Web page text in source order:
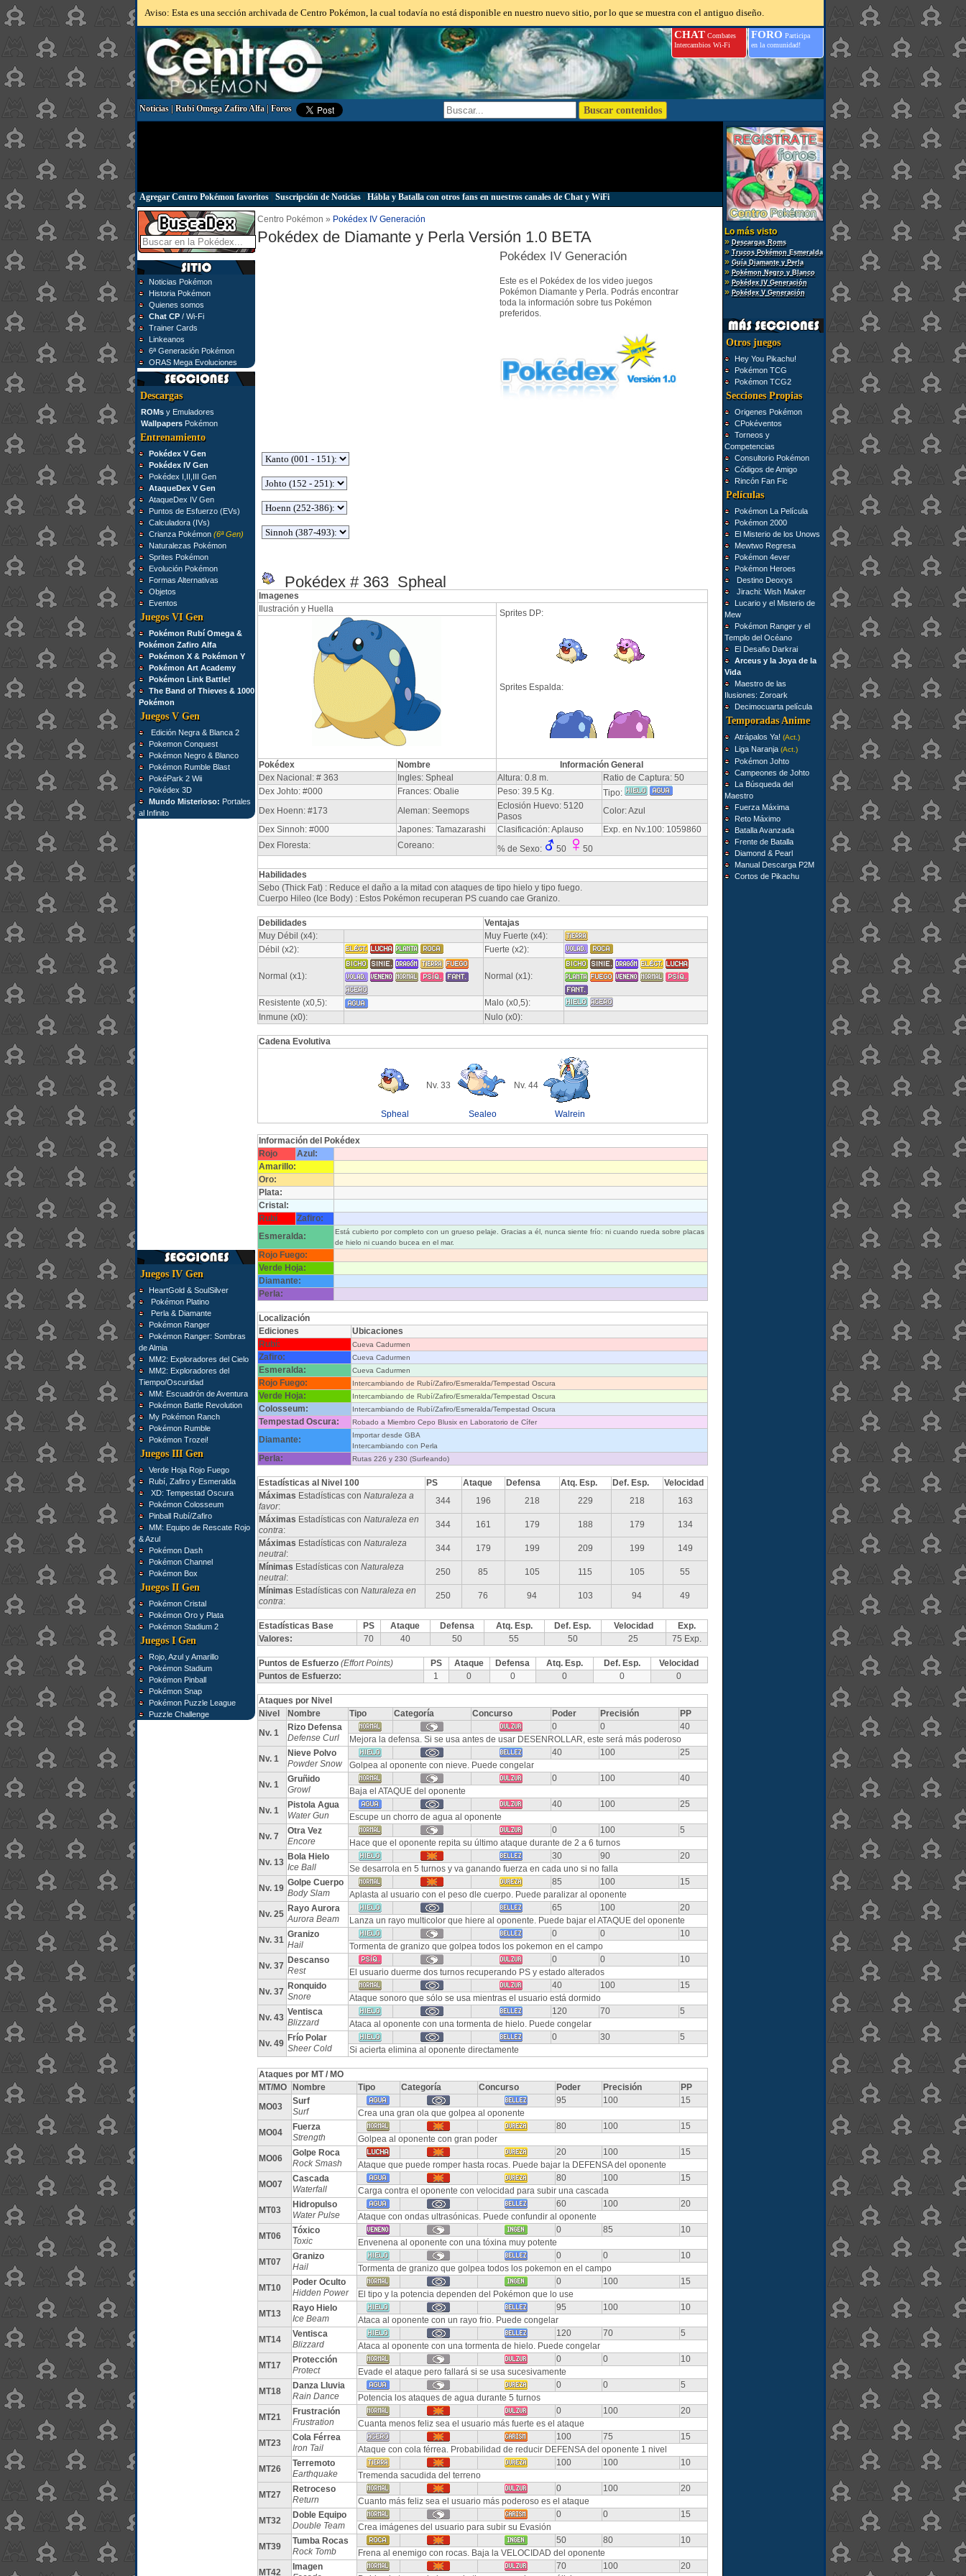
Aviso: Esta es una sección archivada de Centro Pokémon, la cual todavía no está disponible en nuestro nuevo sitio, por lo que se muestra con el antiguo diseño.
FORO Participa
en la comunidad!
CHATCombates
Intercambios Wi-Fi
Noticias|Rubí Omega Zafiro Alfa|Foros
Agregar Centro Pokémon favoritos| Suscripción de Noticias| Hábla y Batalla con otros fans en nuestros canales de Chat y WiFi
Lo más visto
» Descargas Roms
» Trucos Pokémon Esmeralda
» Guía Diamante y Perla
» Pokémon Negro y Blanco
» Pokédex IV Generación
» Pokédex V Generación
Otros juegos
Hey You Pikachu!
Pokémon TCG
Pokémon TCG2
Secciones Propias
Origenes Pokémon
CPokéventos
Torneos y
Competencias
Consultorio Pokémon
Códigos de Amigo
Rincón Fan Fic
Películas
Pokémon La Película
Pokémon 2000
El Misterio de los Unows
Mewtwo Regresa
Pokémon 4ever
Pokémon Heroes
Destino Deoxys
Jirachi: Wish Maker
Lucario y el Misterio de
Mew
Pokémon Ranger y el
Templo del Océano
El Desafio Darkrai
Arceus y la Joya de la
Vida
Maestro de las
Ilusiones: Zoroark
Decimocuarta película
Temporadas Anime
Atrápalos Ya! (Act.)
Liga Naranja (Act.)
Pokémon Johto
Campeones de Johto
La Búsqueda del
Maestro
Fuerza Máxima
Reto Máximo
Batalla Avanzada
Frente de Batalla
Diamond & Pearl
Manual Descarga P2M
Cortos de Pikachu
Noticias Pokémon
Historia Pokémon
Quienes somos
Chat CP/ Wi-Fi
Trainer Cards
Linkeanos
6ª Generación Pokémon
ORAS Mega Evoluciones
Descargas
ROMsy Emuladores
WallpapersPokémon
Entrenamiento
Pokédex V Gen
Pokédex IV Gen
Pokédex I,II,III Gen
AtaqueDex V Gen
AtaqueDex IV Gen
Puntos de Esfuerzo (EVs)
Calculadora (IVs)
Crianza Pokémon (6ª Gen)
Naturalezas Pokémon
Sprites Pokémon
Evolución Pokémon
Formas Alternativas
Objetos
Eventos
Juegos VI Gen
Pokémon Rubí Omega &
Pokémon Zafiro Alfa
Pokémon X & Pokémon Y
Pokémon Art Academy
Pokémon Link Battle!
The Band of Thieves & 1000
Pokémon
Juegos V Gen
Edición Negra & Blanca 2
Pokemon Conquest
Pokémon Negro & Blanco
Pokémon Rumble Blast
PokéPark 2 Wii
Pokédex 3D
Mundo Misterioso: Portales
al Infinito
Juegos IV Gen
HeartGold & SoulSilver
Pokémon Platino
Perla & Diamante
Pokémon Ranger
Pokémon Ranger: Sombras
de Almia
MM2: Exploradores del Cielo
MM2: Exploradores del
Tiempo/Oscuridad
MM: Escuadrón de Aventura
Pokémon Battle Revolution
My Pokémon Ranch
Pokémon Rumble
Pokémon Trozei!
Juegos III Gen
Verde Hoja Rojo Fuego
Rubí, Zafiro y Esmeralda
XD: Tempestad Oscura
Pokémon Colosseum
Pinball Rubí/Zafiro
MM: Equipo de Rescate Rojo
& Azul
Pokémon Dash
Pokémon Channel
Pokémon Box
Juegos II Gen
Pokémon Cristal
Pokémon Oro y Plata
Pokémon Stadium 2
Juegos I Gen
Rojo, Azul y Amarillo
Pokémon Stadium
Pokémon Pinball
Pokémon Snap
Pokémon Puzzle League
Puzzle Challenge
Centro Pokémon » Pokédex IV Generación
Pokédex de Diamante y Perla Versión 1.0 BETA
Pokédex IV Generación
Este es el Pokédex de los video juegos
Pokémon Diamante y Perla. Podrás encontrar
toda la información sobre tus Pokémon
preferidos.
Pokédex # 363 Spheal
Imagenes
Ilustración y Huella
Sprites DP:
Sprites Espalda:
Pokédex Nombre
Información General
Dex Nacional: # 363
Ingles: Spheal Altura: 0.8 m.
Ratio de Captura: 50
Dex Johto: #000
Frances: Obalie Peso: 39.5 Kg.
Tipo:
Dex Hoenn: #173
Aleman: Seemops
Eclosión Huevo: 5120
Pasos
Color: Azul
Dex Sinnoh: #000
Japones: Tamazarashi Clasificación: Aplauso
Exp. en Nv.100: 1059860
Dex Floresta:
Coreano: % de Sexo: 50 50
Habilidades
Sebo (Thick Fat) : Reduce el daño a la mitad con ataques de tipo hielo y tipo fuego.
Cuerpo Hileo (Ice Body) : Estos Pokémon recuperan PS cuando cae Granizo.
Debilidades
Ventajas
Muy Débil (x4):
Muy Fuerte (x4):
Débil (x2):
Fuerte (x2):
Normal (x1): Normal (x1):
Resistente (x0,5):
Malo (x0,5):
Inmune (x0):
Nulo (x0):
Cadena Evolutiva
Spheal
Nv. 33
Sealeo
Nv. 44
Walrein
Información del Pokédex
Rojo
Azul:
Amarillo:
Oro:
Plata:
Cristal:
Rubí
Zafiro:
Esmeralda:
Está cubierto por completo con un grueso pelaje. Gracias a él, nunca siente frío: ni cuando rueda sobre placas
de hielo ni cuando bucea en el mar.
Rojo Fuego:
Verde Hoja:
Diamante:
Perla:
Localización
Ediciones
Ubicaciones
Rubí:
Cueva Cadurmen
Zafiro: Cueva Cadurmen
Esmeralda: Cueva Cadurmen
Rojo Fuego: Intercambiando de Rubí/Zafiro/Esmeralda/Tempestad Oscura
Verde Hoja: Intercambiando de Rubí/Zafiro/Esmeralda/Tempestad Oscura
Colosseum: Intercambiando de Rubí/Zafiro/Esmeralda/Tempestad Oscura
Tempestad Oscura: Robado a Miembro Cepo Blusix en Laboratorio de Cífer
Diamante:
Importar desde GBA
Intercambiando con Perla
Perla: Rutas 226 y 230 (Surfeando)
Estadísticas al Nivel 100 PS Ataque Defensa Atq. Esp. Def. Esp.
Velocidad
Máximas Estadísticas con Naturaleza a
favor:
344 196 218 229 218
163
Máximas Estadísticas con Naturaleza en
contra:
344 161 179 188 179
134
Máximas Estadísticas con Naturaleza
neutral:
344 179 199 209 199
149
Mínimas Estadísticas con Naturaleza
neutral:
250 85 105 115 105
55
Mínimas Estadísticas con Naturaleza en
contra:
250 76 94 103 94 49
Estadísticas Base PS Ataque Defensa Atq. Esp. Def. Esp. Velocidad
Exp.
Valores:
70 40 50 55 50 25 75 Exp.
Puntos de Esfuerzo (Effort Points) PS Ataque Defensa Atq. Esp. Def. Esp.
Velocidad
Puntos de Esfuerzo:
1 0 0 0 0 0
Ataques por Nivel
Nivel
Nombre Tipo Categoría Concurso Poder Precisión
PP
Nv. 1
Rizo Defensa
Defense Curl
0 0
40
Mejora la defensa. Si se usa antes de usar DESENROLLAR, este será más poderoso
Nv. 1
Nieve Polvo
Powder Snow
40 100
25
Golpea al oponente con nieve. Puede congelar
Nv. 1
Gruñido
Growl
0 100
40
Baja el ATAQUE del oponente
Nv. 1
Pistola Agua
Water Gun
40 100
25
Escupe un chorro de agua al oponente
Nv. 7
Otra Vez
Encore
0 100
5
Hace que el oponente repita su último ataque durante de 2 a 6 turnos
Nv. 13
Bola Hielo
Ice Ball
30 90
20
Se desarrola en 5 turnos y va ganando fuerza en cada uno si no falla
Nv. 19
Golpe Cuerpo
Body Slam
85 100
15
Aplasta al usuario con el peso dle cuerpo. Puede paralizar al oponente
Nv. 25
Rayo Aurora
Aurora Beam
65 100
20
Lanza un rayo multicolor que hiere al oponente. Puede bajar el ATAQUE del oponente
Nv. 31
Granizo
Hail
0 0
10
Tormenta de granizo que golpea todos los pokemon en el campo
Nv. 37
Descanso
Rest
0 0
10
El usuario duerme dos turnos recuperando PS y estado alterados
Nv. 37
Ronquido
Snore
40 100
15
Ataque sonoro que sólo se usa mientras el usuario está dormido
Nv. 43
Ventisca
Blizzard
120 70
5
Ataca al oponente con una tormenta de hielo. Puede congelar
Nv. 49
Frío Polar
Sheer Cold
0 30
5
Si acierta elimina al oponente directamente
Ataques por MT / MO
MT/MO
Nombre Tipo Categoría Concurso Poder Precisión
PP
MO03
Surf
Surf
95 100
15
Crea una gran ola que golpea al oponente
MO04
Fuerza
Strength
80 100
15
Golpea al oponente con gran poder
MO06
Golpe Roca
Rock Smash
20 100
15
Ataque que puede romper hasta rocas. Puede bajar la DEFENSA del oponente
MO07
Cascada
Waterfall
80 100
15
Carga contra el oponente con velocidad para subir una cascada
MT03
Hidropulso
Water Pulse
60 100
20
Ataque con ondas ultrasónicas. Puede confundir al oponente
MT06
Tóxico
Toxic
0 85
10
Envenena al oponente con una tóxina muy potente
MT07
Granizo
Hail
0 0
10
Tormenta de granizo que golpea todos los pokemon en el campo
MT10
Poder Oculto
Hidden Power
0 100
15
El tipo y la potencia dependen del Pokémon que lo use
MT13
Rayo Hielo
Ice Beam
95 100
10
Ataca al oponente con un rayo frio. Puede congelar
MT14
Ventisca
Blizzard
120 70
5
Ataca al oponente con una tormenta de hielo. Puede congelar
MT17
Protección
Protect
0 0
10
Evade el ataque pero fallará si se usa sucesivamente
MT18
Danza Lluvia
Rain Dance
0 0
5
Potencia los ataques de agua durante 5 turnos
MT21
Frustración
Frustration
0 100
20
Cuanta menos feliz sea el usuario más fuerte es el ataque
MT23
Cola Férrea
Iron Tail
100 75
15
Ataque con cola férrea. Probabilidad de reducir DEFENSA del oponente 1 nivel
MT26
Terremoto
Earthquake
100 100
10
Tremenda sacudida del terreno
MT27
Retroceso
Return
0 100
20
Cuanto más feliz sea el usuario más poderoso es el ataque
MT32
Doble Equipo
Double Team
0 0
15
Crea imágenes del usuario para subir su Evasión
MT39
Tumba Rocas
Rock Tomb
50 80
10
Frena al enemigo con rocas. Baja la VELOCIDAD del oponente
MT42
Imagen
70 100
20